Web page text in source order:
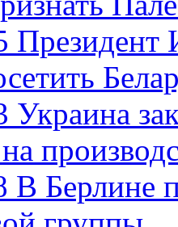
Президент
Украина
В Берлине